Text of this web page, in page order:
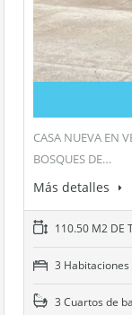
CASA NUEVA EN
BOSQUES DE…
Más detalles
110.50 M2 DE
3 Habitaciones
3 Cuartos de